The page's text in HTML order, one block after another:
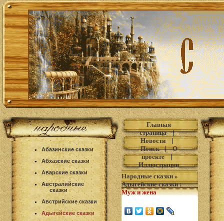
Абазинские сказки
Абхазские сказки
Аварские сказки
Австралийские
сказки
Австрийские сказки
Адыгейские сказки
Главная
страница|
Новости|
Поиск|О
проекте|
Иллюстрации
Народные сказки »
Адыгейские сказки:
Муж и жена